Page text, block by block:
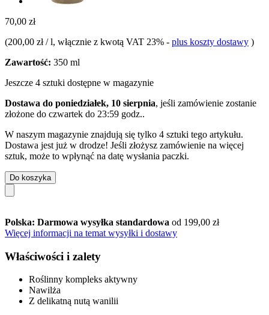
70,00 zł
(200,00 zł / l, włącznie z kwotą VAT 23% - plus koszty dostawy )
Zawartość: 350 ml
Jeszcze 4 sztuki dostępne w magazynie
Dostawa do poniedziałek, 10 sierpnia, jeśli zamówienie zostanie
złożone do czwartek do 23:59 godz..
W naszym magazynie znajdują się tylko 4 sztuki tego artykułu.
Dostawa jest już w drodze! Jeśli złożysz zamówienie na więcej
sztuk, może to wpłynąć na datę wysłania paczki.
Do koszyka
Polska: Darmowa wysyłka standardowa od 199,00 zł
Więcej informacji na temat wysyłki i dostawy
Właściwości i zalety
Roślinny kompleks aktywny
Nawilża
Z delikatną nutą wanilii